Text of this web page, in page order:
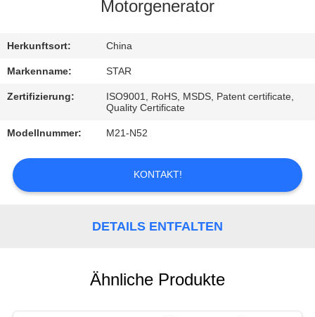
SIE
MIT
UNS
VERBINDUNG
NACHRICHTEN
Motorgenerator
Herkunftsort: China
Markenname: STAR
Zertifizierung:
ISO9001, RoHS, MSDS, Patent certificate,
Quality Certificate
Modellnummer: M21-N52
KONTAKT!
DETAILS ENTFALTEN
Ähnliche Produkte